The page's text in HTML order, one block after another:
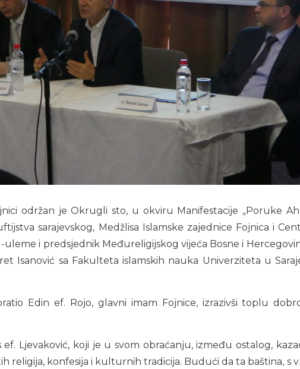
održan je Okrugli sto, u okviru Manifestacije „Poruke
sarajevskog, Medžlisa Islamske zajednice Fojnica i
uleme i predsjednik Međureligijskog vijeća Bosne i
Isanović sa Fakulteta islamskih nauka Univerziteta u
Edin ef. Rojo, glavni imam Fojnice, izrazivši toplu
Ljevaković, koji je u svom obraćanju, između ostalog,
religija, konfesija i kulturnih tradicija. Budući da ta baština, s